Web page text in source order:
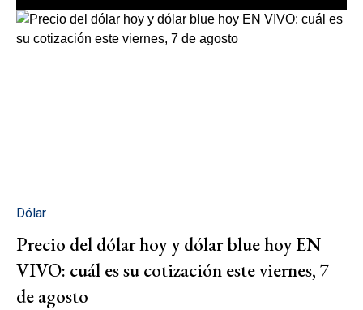
Dólar
Precio del dólar hoy y dólar blue hoy EN
VIVO: cuál es su cotización este viernes, 7
de agosto